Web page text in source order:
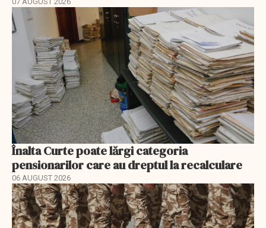
Înalta Curte poate lărgi categoria
pensionarilor care au dreptul la recalculare
06 AUGUST 2026